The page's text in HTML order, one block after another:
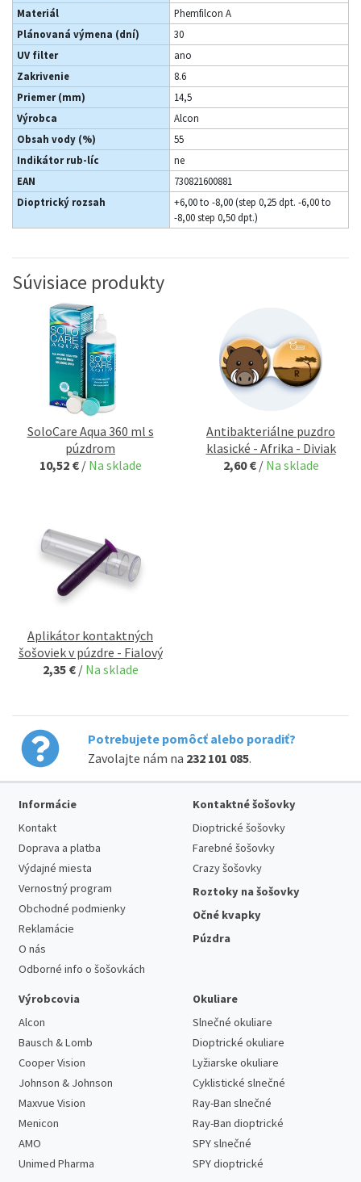
Materiál
Phemfilcon A
Plánovaná výmena (dní)
30
UV filter
ano
Zakrivenie
8.6
Priemer (mm)
14,5
Výrobca
Alcon
Obsah vody (%)
55
Indikátor rub-líc
ne
EAN
730821600881
Dioptrický rozsah
+6,00 to -8,00 (step 0,25 dpt. -6,00 to
-8,00 step 0,50 dpt.)
Súvisiace produkty
SoloCare Aqua 360 ml s
púzdrom
10,52 € / Na sklade
Antibakteriálne puzdro
klasické - Afrika - Diviak
2,60 € / Na sklade
Aplikátor kontaktných
šošoviek v púzdre - Fialový
2,35 € / Na sklade
Potrebujete pomôcť alebo poradiť?
Zavolajte nám na 232 101 085.
Informácie
Kontakt
Doprava a platba
Výdajné miesta
Vernostný program
Obchodné podmienky
Reklamácie
O nás
Odborné info o šošovkách
Kontaktné šošovky
Dioptrické šošovky
Farebné šošovky
Crazy šošovky
Roztoky na šošovky
Očné kvapky
Púzdra
Výrobcovia
Alcon
Bausch & Lomb
Cooper Vision
Johnson & Johnson
Maxvue Vision
Menicon
AMO
Unimed Pharma
Okuliare
Slnečné okuliare
Dioptrické okuliare
Lyžiarske okuliare
Cyklistické slnečné
Ray-Ban slnečné
Ray-Ban dioptrické
SPY slnečné
SPY dioptrické